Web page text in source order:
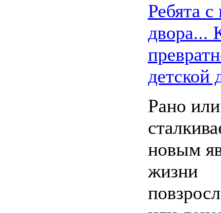
Ребята
двора...
детской
Рано
новым
жизни